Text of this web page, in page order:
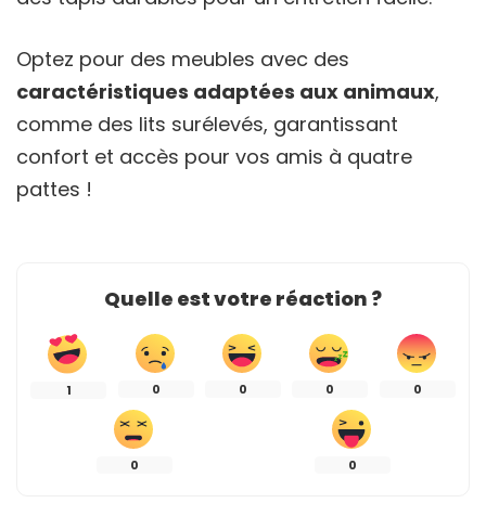
Optez pour des meubles avec des
caractéristiques adaptées aux animaux,
comme des lits surélevés, garantissant
confort et accès pour vos amis à quatre
pattes !
Quelle est votre réaction ?
1 0 0 0 0
0 0